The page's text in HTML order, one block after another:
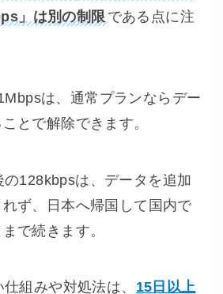
」は別の制限 である点に注
は、通常プランならデー
とで解除できます。
128kbpsは、データを追加
ず、日本へ帰国して国内で
で続きます。
組みや対処法は、 15日以上